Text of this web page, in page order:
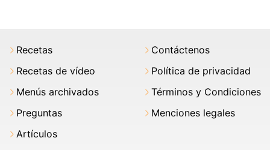
Recetas
Recetas de vídeo
Menús archivados
Preguntas
Artículos
Contáctenos
Política de privacidad
Términos y Condiciones
Menciones legales